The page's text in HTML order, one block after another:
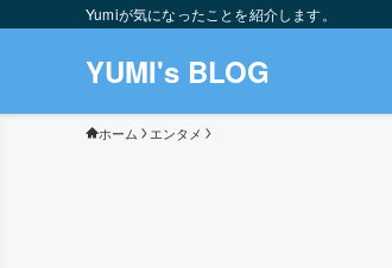
Yumiが気になったことを紹介します。
YUMI's BLOG
ホーム エンタメ